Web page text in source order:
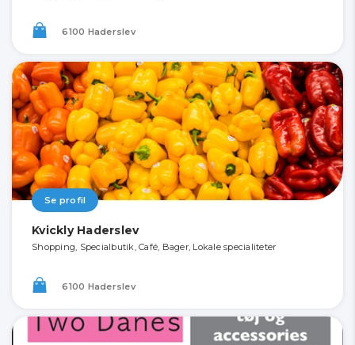
6100 Haderslev
Se profil
Kvickly Haderslev
Shopping, Specialbutik, Café, Bager, Lokale specialiteter
6100 Haderslev